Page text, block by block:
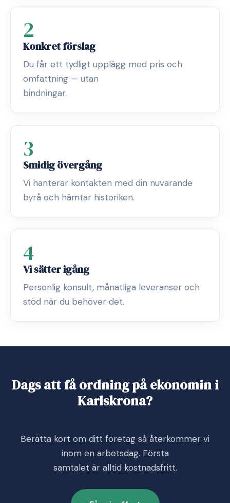
2
Konkret förslag
Du får ett tydligt upplägg med pris och
omfattning — utan
bindningar.
3
Smidig övergång
Vi hanterar kontakten med din nuvarande
byrå och hämtar historiken.
4
Vi sätter igång
Personlig konsult, månatliga leveranser och
stöd när du behöver det.
Dags att få ordning på ekonomin i
Karlskrona?
Berätta kort om ditt företag så återkommer vi
inom en arbetsdag. Första
samtalet är alltid kostnadsfritt.